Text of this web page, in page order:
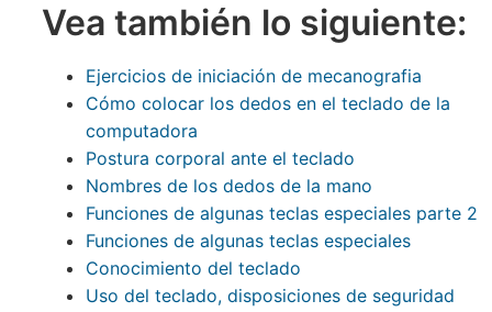
Vea también lo siguiente:
Ejercicios de iniciación de mecanografia
Cómo colocar los dedos en el teclado de la
computadora
Postura corporal ante el teclado
Nombres de los dedos de la mano
Funciones de algunas teclas especiales parte 2
Funciones de algunas teclas especiales
Conocimiento del teclado
Uso del teclado, disposiciones de seguridad